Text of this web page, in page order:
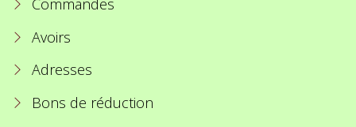
Commandes
Avoirs
Adresses
Bons de réduction